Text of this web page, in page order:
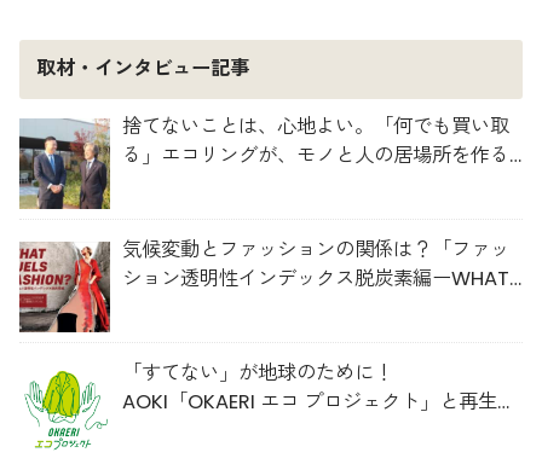
取材・インタビュー記事
捨てないことは、心地よい。「何でも買い取
る」エコリングが、モノと人の居場所を作る
気候変動とファッションの関係は？「ファッ
ション透明性インデックス脱炭素編ーWHAT
「すてない」が地球のために！
AOKI「OKAERI エコ プロジェクト」と再生ウ